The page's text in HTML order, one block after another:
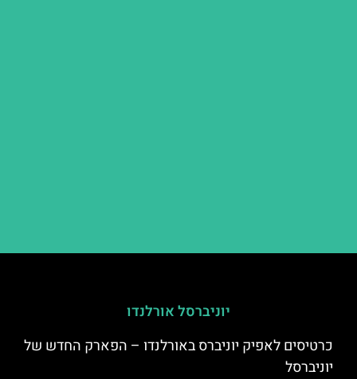
יוניברסל אורלנדו
כרטיסים לאפיק יוניברס באורלנדו – הפארק החדש של
יוניברסל